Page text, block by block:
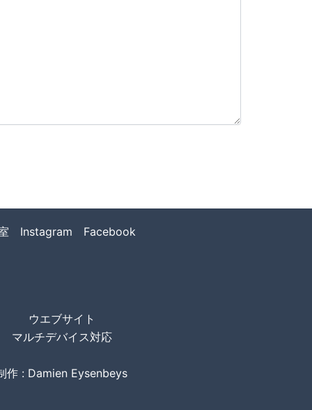
Instagram Facebook
ウエブサイト
マルチデバイス対応
作 : Damien Eysenbeys